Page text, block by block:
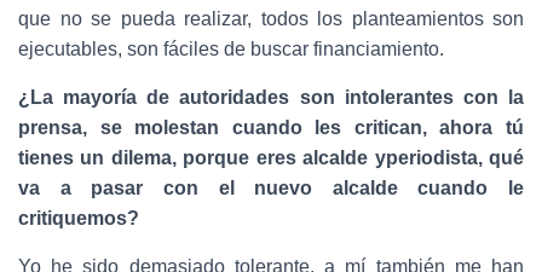
que no se pueda realizar, todos los planteamientos son
ejecutables, son fáciles de buscar financiamiento.
¿La mayoría de autoridades son intolerantes con la
prensa, se molestan
cuando les critican, ahora tú
tienes un dilema, porque eres alcalde yperiodista, qué
va a pasar con el nuevo alcalde cuando le
critiquemos?
Yo he sido demasiado tolerante, a mí también me han